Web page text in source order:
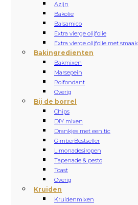
Azijn
Bakolie
Balsamico
Extra vierge olijfolie
Extra vierge olijfolie met smaak
Bakingredienten
Bakmixen
Marsepein
Rolfondant
Overig
Bij de borrel
Chips
DIY mixen
Drankjes met een tic
GimberBestseller
Limonadesiropen
Tapenade & pesto
Toast
Overig
Kruiden
Kruidenmixen